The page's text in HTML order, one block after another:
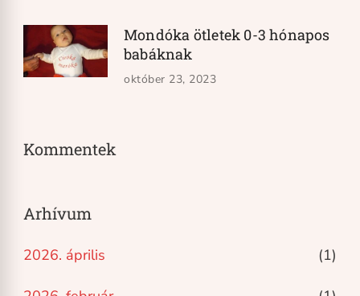
Mondóka ötletek 0-3 hónapos
babáknak
október 23, 2023
Kommentek
Arhívum
2026. április (1)